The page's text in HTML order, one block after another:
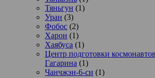
Тяньгун (1)
Уран (3)
Фобос (2)
Харон (1)
Хаябуса (1)
Центр подготовки
Гагарина (1)
Чанчжэн-6-си (1)